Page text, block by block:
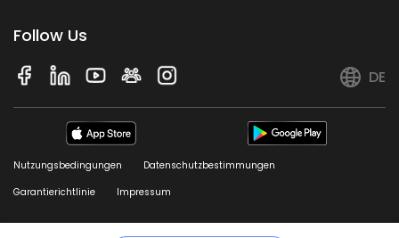
Follow Us
DE
Nutzungsbedingungen
Datenschutzbestimmungen
Garantierichtlinie
Impressum